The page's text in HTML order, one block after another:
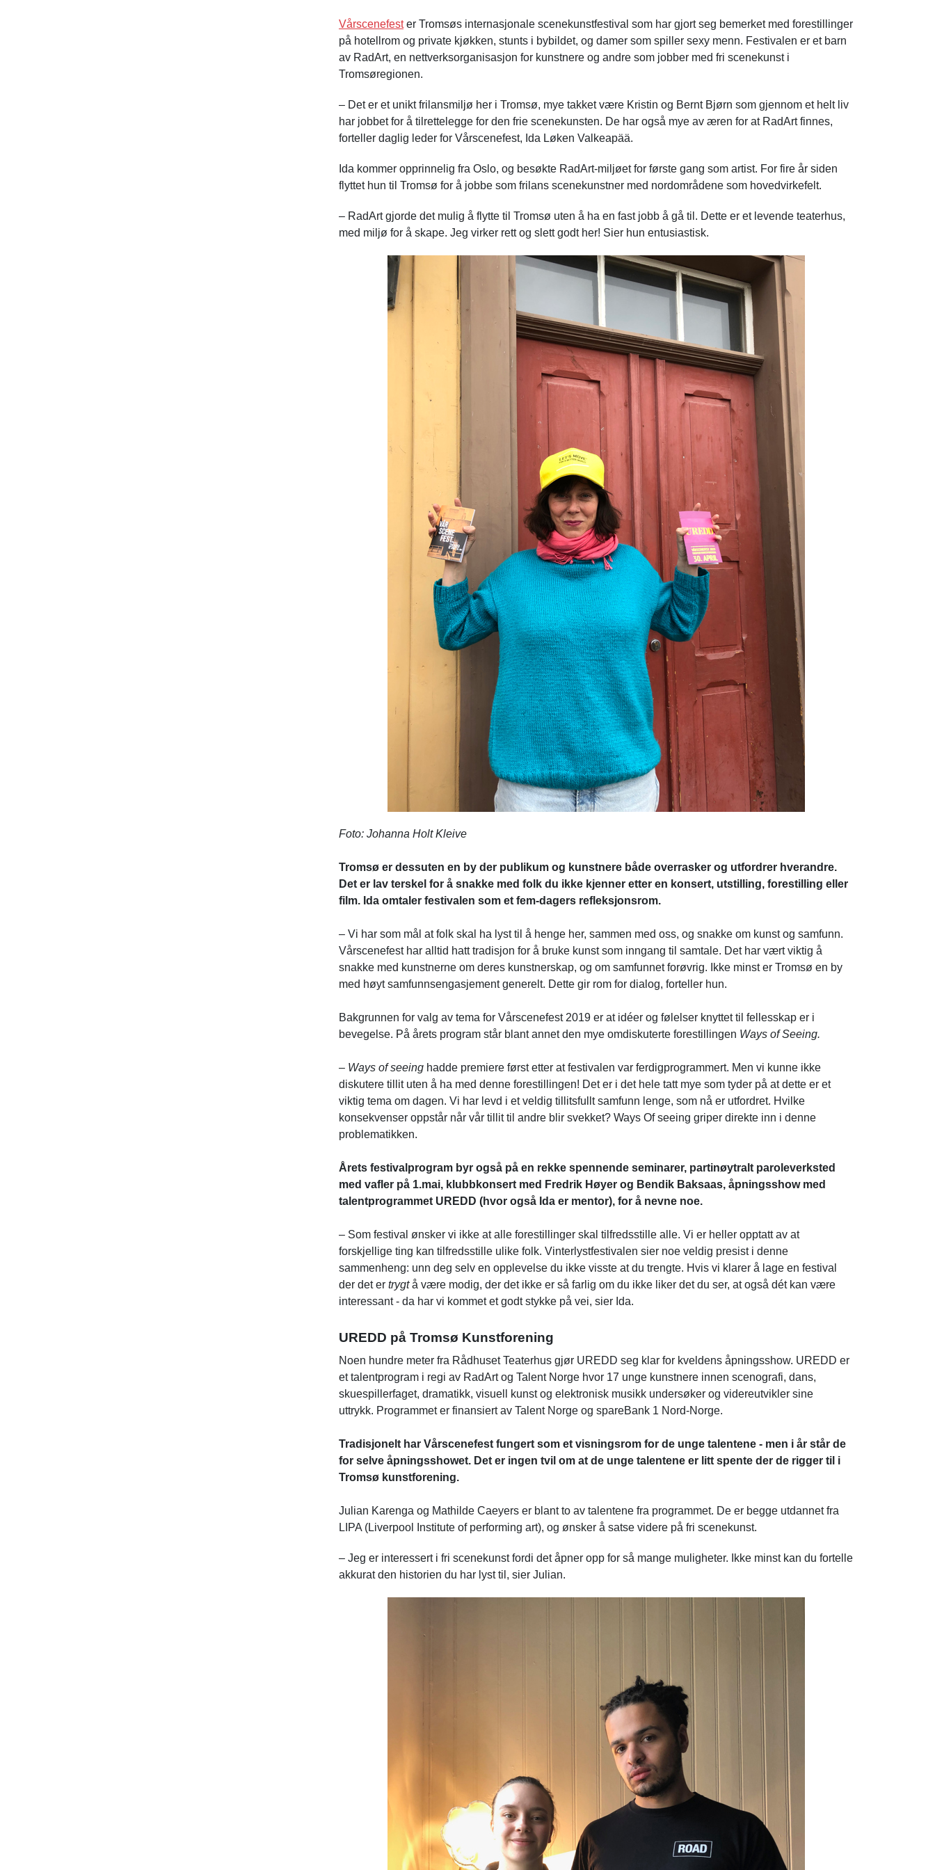
Vårscenefester Tromsøs internasjonale scenekunstfestival som har gjort seg bemerket med forestillinger
på hotellrom og private kjøkken, stunts i bybildet, og damer som spiller sexy menn. Festivalen er et barn
av RadArt, en nettverksorganisasjon for kunstnere og andre som jobber med fri scenekunst i
Tromsøregionen.
– Det er et unikt frilansmiljø her i Tromsø, mye takket være Kristin og Bernt Bjørn som gjennom et helt liv
har jobbet for å tilrettelegge for den frie scenekunsten. De har også mye av æren for at RadArt finnes,
forteller daglig leder for Vårscenefest, Ida Løken Valkeapää.
Ida kommer opprinnelig fra Oslo, og besøkte RadArt-miljøet for første gang som artist. For fire år siden
flyttet hun til Tromsø for å jobbe som frilans scenekunstner med nordområdene som hovedvirkefelt.
– RadArt gjorde det mulig å flytte til Tromsø uten å ha en fast jobb å gå til. Dette er et levende teaterhus,
med miljø for å skape. Jeg virker rett og slett godt her! Sier hun entusiastisk.
Foto: Johanna Holt Kleive
Tromsø er dessuten en by der publikum og kunstnere både overrasker og utfordrer hverandre.
Det er lav terskel for å snakke med folk du ikke kjenner etter en konsert, utstilling, forestilling eller
film. Ida omtaler festivalen som et fem-dagers refleksjonsrom.
– Vi har som mål at folk skal ha lyst til å henge her, sammen med oss, og snakke om kunst og samfunn.
Vårscenefest har alltid hatt tradisjon for å bruke kunst som inngang til samtale. Det har vært viktig å
snakke med kunstnerne om deres kunstnerskap, og om samfunnet forøvrig. Ikke minst er Tromsø en by
med høyt samfunnsengasjement generelt. Dette gir rom for dialog, forteller hun.
Bakgrunnen for valg av tema for Vårscenefest 2019 er at idéer og følelser knyttet til fellesskap er i
bevegelse. På årets program står blant annet den mye omdiskuterte forestillingen Ways of Seeing.
– Ways of seeinghadde premiere først etter at festivalen var ferdigprogrammert. Men vi kunne ikke
diskutere tillit uten å ha med denne forestillingen! Det er i det hele tatt mye som tyder på at dette er et
viktig tema om dagen. Vi har levd i et veldig tillitsfullt samfunn lenge, som nå er utfordret. Hvilke
konsekvenser oppstår når vår tillit til andre blir svekket? Ways Of seeing griper direkte inn i denne
problematikken.
Årets festivalprogram byr også på en rekke spennende seminarer, partinøytralt paroleverksted
med vafler på 1.mai, klubbkonsert med Fredrik Høyer og Bendik Baksaas, åpningsshow med
talentprogrammet UREDD (hvor også Ida er mentor), for å nevne noe.
– Som festival ønsker vi ikke at alle forestillinger skal tilfredsstille alle. Vi er heller opptatt av at
forskjellige ting kan tilfredsstille ulike folk. Vinterlystfestivalen sier noe veldig presist i denne
sammenheng: unn deg selv en opplevelse du ikke visste at du trengte. Hvis vi klarer å lage en festival
der det ertrygtå være modig, der det ikke er så farlig om du ikke liker det du ser, at også dét kan være
interessant - da har vi kommet et godt stykke på vei, sier Ida.
UREDD på Tromsø Kunstforening
Noen hundre meter fra Rådhuset Teaterhus gjør UREDD seg klar for kveldens åpningsshow. UREDD er
et talentprogram i regi av RadArt og Talent Norge hvor 17 unge kunstnere innen scenografi, dans,
skuespillerfaget, dramatikk, visuell kunst og elektronisk musikk undersøker og videreutvikler sine
uttrykk. Programmet er finansiert av Talent Norge og spareBank 1 Nord-Norge.
Tradisjonelt har Vårscenefest fungert som et visningsrom for de unge talentene - men i år står de
for selve åpningsshowet. Det er ingen tvil om at de unge talentene er litt spente der de rigger til i
Tromsø kunstforening.
Julian Karenga og Mathilde Caeyers er blant to av talentene fra programmet. De er begge utdannet fra
LIPA (Liverpool Institute of performing art), og ønsker å satse videre på fri scenekunst.
– Jeg er interessert i fri scenekunst fordi det åpner opp for så mange muligheter. Ikke minst kan du fortelle
akkurat den historien du har lyst til, sier Julian.